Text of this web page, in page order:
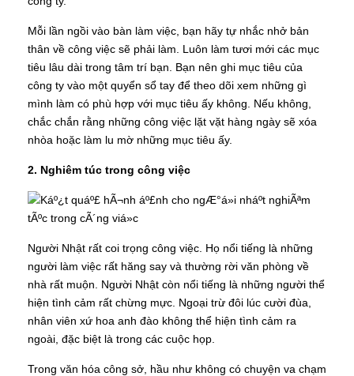
Mỗi lần ngồi vào bàn làm việc, bạn hãy tự nhắc nhở bản
thân về công việc sẽ phải làm. Luôn làm tươi mới các mục
tiêu lâu dài trong tâm trí bạn. Bạn nên ghi mục tiêu của
công ty vào một quyển sổ tay để theo dõi xem những gì
mình làm có phù hợp với mục tiêu ấy không. Nếu không,
chắc chắn rằng những công việc lặt vặt hàng ngày sẽ xóa
nhòa hoặc làm lu mờ những mục tiêu ấy.
2. Nghiêm túc trong công việc
Người Nhật rất coi trọng công việc. Họ nổi tiếng là những
người làm việc rất hăng say và thường rời văn phòng về
nhà rất muộn. Người Nhật còn nổi tiếng là những người thể
hiện tình cảm rất chừng mực. Ngoại trừ đôi lúc cười đùa,
nhân viên xứ hoa anh đào không thể hiện tình cảm ra
ngoài, đặc biệt là trong các cuộc họp.
Trong văn hóa công sở, hầu như không có chuyện va chạm